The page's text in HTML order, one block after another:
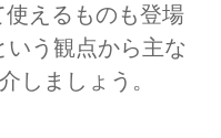
えるものも登場
いう観点から主な
しましょう。